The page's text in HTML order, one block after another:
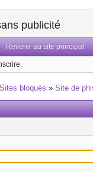
publicité
Revenir au site principal
Sites bloqués »Site de